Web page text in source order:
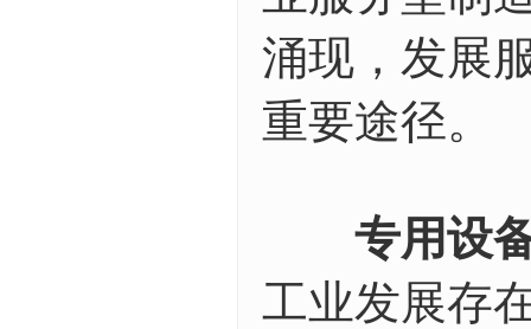
涌现，发展
重要途径。
专用设
工业发展存